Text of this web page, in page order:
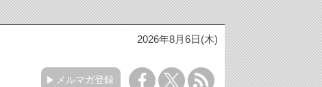
2026年8月6日(木)
メルマガ登録